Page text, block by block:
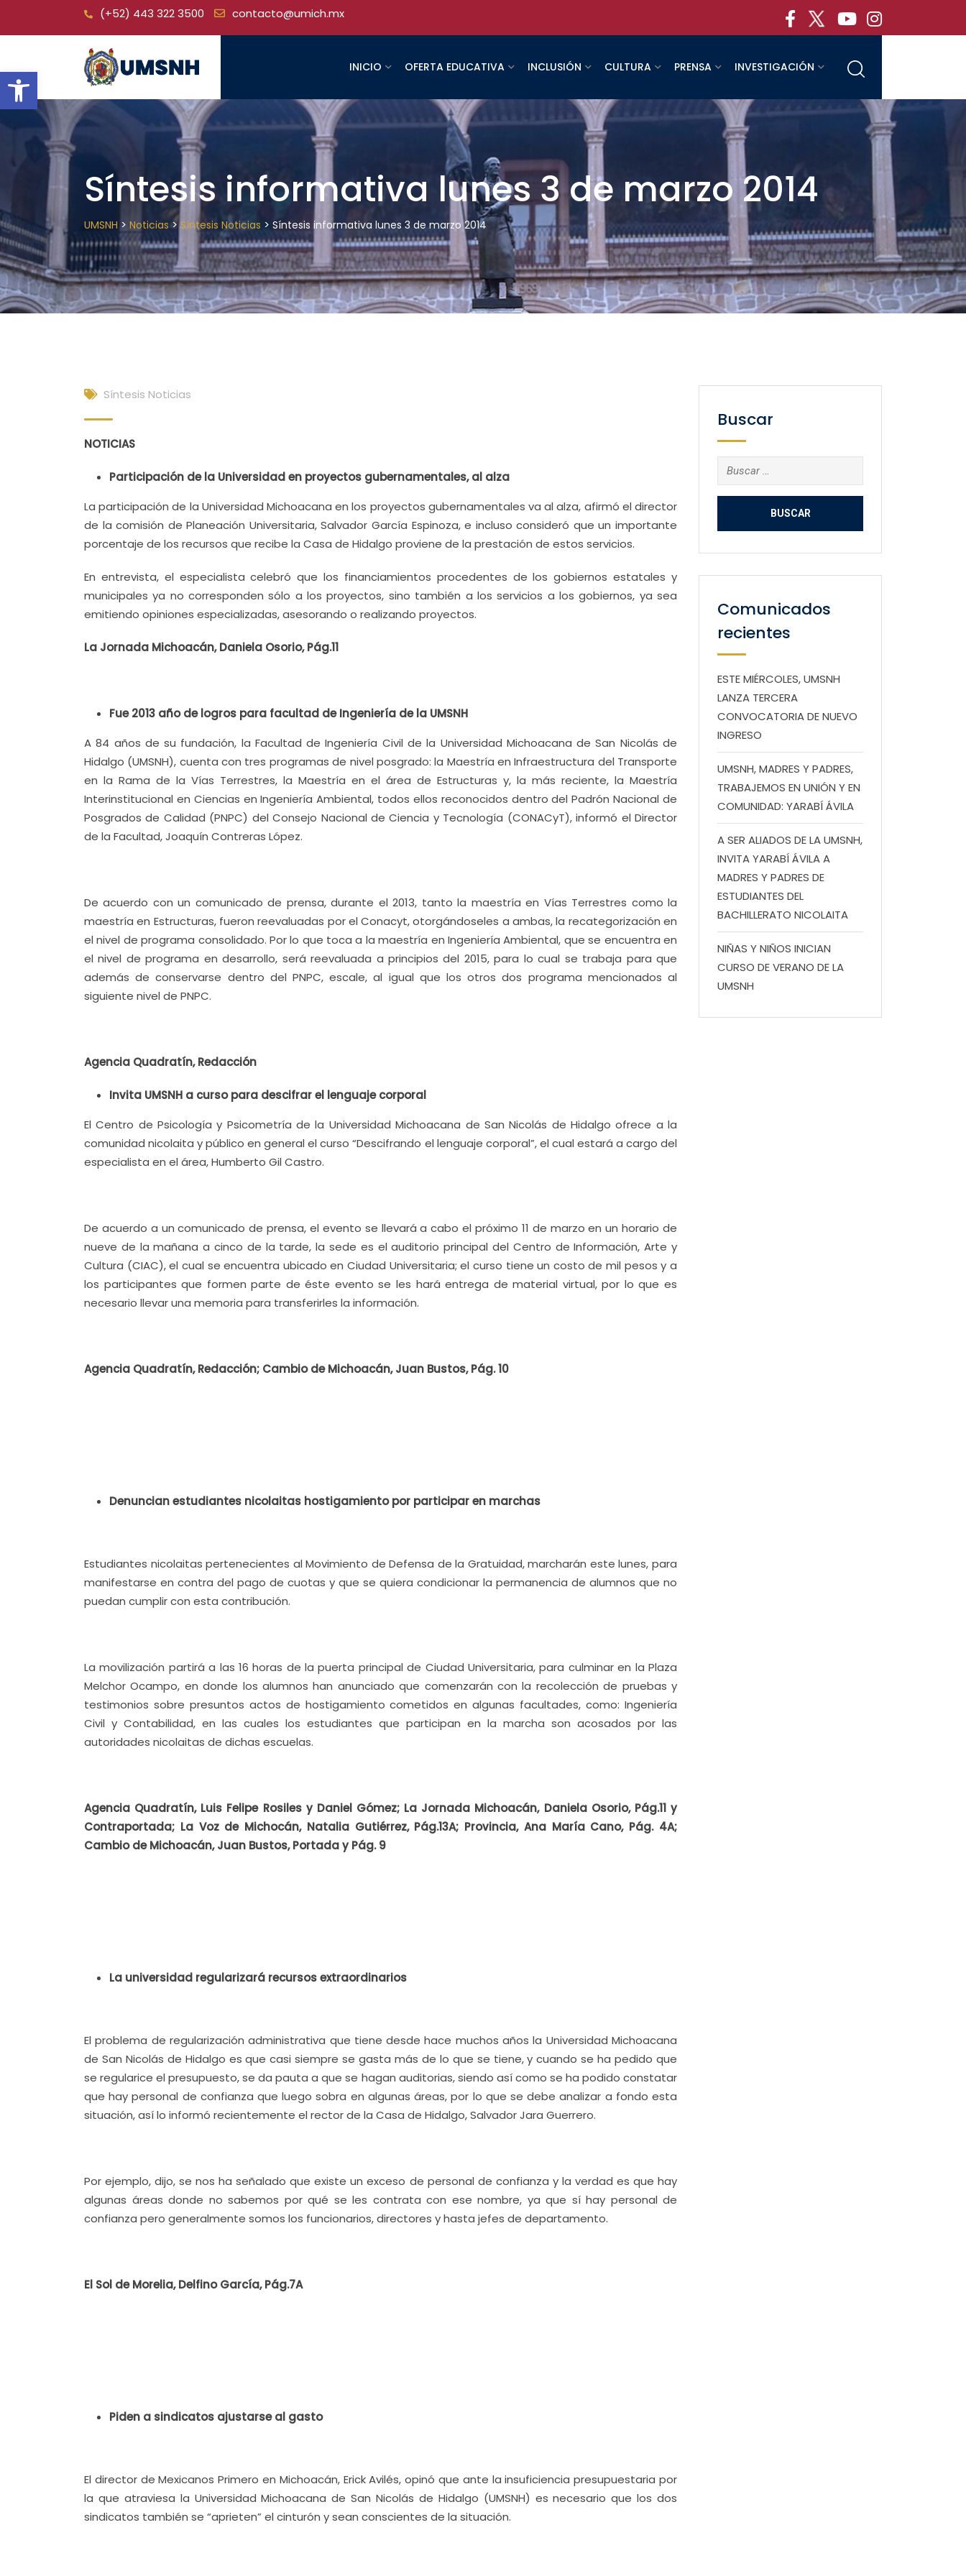
Open toolbar
(+52) 443 322 3500 contacto@umich.mx
INICIO OFERTA EDUCATIVA INCLUSIÓN CULTURA PRENSA INVESTIGACIÓN
Síntesis informativa lunes 3 de marzo 2014
UMSNH > Noticias>Síntesis Noticias > Síntesis informativa lunes 3 de marzo 2014
Síntesis Noticias
NOTICIAS
Participación de la Universidad en proyectos gubernamentales, al alza
La participación de la Universidad Michoacana en los proyectos gubernamentales va al alza, afirmó el director
de la comisión de Planeación Universitaria, Salvador García Espinoza, e incluso consideró que un importante
porcentaje de los recursos que recibe la Casa de Hidalgo proviene de la prestación de estos servicios.
En entrevista, el especialista celebró que los financiamientos procedentes de los gobiernos estatales y
municipales ya no corresponden sólo a los proyectos, sino también a los servicios a los gobiernos, ya sea
emitiendo opiniones especializadas, asesorando o realizando proyectos.
La Jornada Michoacán, Daniela Osorio, Pág.11
Fue 2013 año de logros para facultad de Ingeniería de la UMSNH
A 84 años de su fundación, la Facultad de Ingeniería Civil de la Universidad Michoacana de San Nicolás de
Hidalgo (UMSNH), cuenta con tres programas de nivel posgrado: la Maestría en Infraestructura del Transporte
en la Rama de la Vías Terrestres, la Maestría en el área de Estructuras y, la más reciente, la Maestría
Interinstitucional en Ciencias en Ingeniería Ambiental, todos ellos reconocidos dentro del Padrón Nacional de
Posgrados de Calidad (PNPC) del Consejo Nacional de Ciencia y Tecnología (CONACyT), informó el Director
de la Facultad, Joaquín Contreras López.
De acuerdo con un comunicado de prensa, durante el 2013, tanto la maestría en Vías Terrestres como la
maestría en Estructuras, fueron reevaluadas por el Conacyt, otorgándoseles a ambas, la recategorización en
el nivel de programa consolidado. Por lo que toca a la maestría en Ingeniería Ambiental, que se encuentra en
el nivel de programa en desarrollo, será reevaluada a principios del 2015, para lo cual se trabaja para que
además de conservarse dentro del PNPC, escale, al igual que los otros dos programa mencionados al
siguiente nivel de PNPC.
Agencia Quadratín, Redacción
Invita UMSNH a curso para descifrar el lenguaje corporal
El Centro de Psicología y Psicometría de la Universidad Michoacana de San Nicolás de Hidalgo ofrece a la
comunidad nicolaita y público en general el curso “Descifrando el lenguaje corporal”, el cual estará a cargo del
especialista en el área, Humberto Gil Castro.
De acuerdo a un comunicado de prensa, el evento se llevará a cabo el próximo 11 de marzo en un horario de
nueve de la mañana a cinco de la tarde, la sede es el auditorio principal del Centro de Información, Arte y
Cultura (CIAC), el cual se encuentra ubicado en Ciudad Universitaria; el curso tiene un costo de mil pesos y a
los participantes que formen parte de éste evento se les hará entrega de material virtual, por lo que es
necesario llevar una memoria para transferirles la información.
Agencia Quadratín, Redacción; Cambio de Michoacán, Juan Bustos, Pág. 10
Denuncian estudiantes nicolaitas hostigamiento por participar en marchas
Estudiantes nicolaitas pertenecientes al Movimiento de Defensa de la Gratuidad, marcharán este lunes, para
manifestarse en contra del pago de cuotas y que se quiera condicionar la permanencia de alumnos que no
puedan cumplir con esta contribución.
La movilización partirá a las 16 horas de la puerta principal de Ciudad Universitaria, para culminar en la Plaza
Melchor Ocampo, en donde los alumnos han anunciado que comenzarán con la recolección de pruebas y
testimonios sobre presuntos actos de hostigamiento cometidos en algunas facultades, como: Ingeniería
Civil y Contabilidad, en las cuales los estudiantes que participan en la marcha son acosados por las
autoridades nicolaitas de dichas escuelas.
Agencia Quadratín, Luis Felipe Rosiles y Daniel Gómez; La Jornada Michoacán, Daniela Osorio, Pág.11 y
Contraportada; La Voz de Michocán, Natalia Gutiérrez, Pág.13A; Provincia, Ana María Cano, Pág. 4A;
Cambio de Michoacán, Juan Bustos, Portada y Pág. 9
La universidad regularizará recursos extraordinarios
El problema de regularización administrativa que tiene desde hace muchos años la Universidad Michoacana
de San Nicolás de Hidalgo es que casi siempre se gasta más de lo que se tiene, y cuando se ha pedido que
se regularice el presupuesto, se da pauta a que se hagan auditorias, siendo así como se ha podido constatar
que hay personal de confianza que luego sobra en algunas áreas, por lo que se debe analizar a fondo esta
situación, así lo informó recientemente el rector de la Casa de Hidalgo, Salvador Jara Guerrero.
Por ejemplo, dijo, se nos ha señalado que existe un exceso de personal de confianza y la verdad es que hay
algunas áreas donde no sabemos por qué se les contrata con ese nombre, ya que sí hay personal de
confianza pero generalmente somos los funcionarios, directores y hasta jefes de departamento.
El Sol de Morelia, Delfino García, Pág.7A
Piden a sindicatos ajustarse al gasto
El director de Mexicanos Primero en Michoacán, Erick Avilés, opinó que ante la insuficiencia presupuestaria por
la que atraviesa la Universidad Michoacana de San Nicolás de Hidalgo (UMSNH) es necesario que los dos
sindicatos también se “aprieten” el cinturón y sean conscientes de la situación.
Buscar
Buscar:
Comunicados
recientes
ESTE MIÉRCOLES, UMSNH
LANZA TERCERA
CONVOCATORIA DE NUEVO
INGRESO
UMSNH, MADRES Y PADRES,
TRABAJEMOS EN UNIÓN Y EN
COMUNIDAD: YARABÍ ÁVILA
A SER ALIADOS DE LA UMSNH,
INVITA YARABÍ ÁVILA A
MADRES Y PADRES DE
ESTUDIANTES DEL
BACHILLERATO NICOLAITA
NIÑAS Y NIÑOS INICIAN
CURSO DE VERANO DE LA
UMSNH